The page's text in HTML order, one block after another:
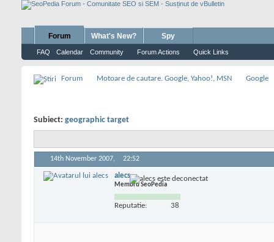
Forum
FAQ Calendar Community Forum Actions Quick Links
What's New? Spy
Forum Motoare de cautare. Google, Yahoo!, MSN Google
Subiect: geographic target
14th November 2007, 22:52
alecs
Membru SeoPedia
Reputatie: 38